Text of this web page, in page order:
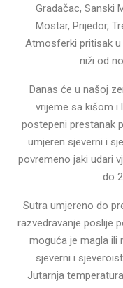
Gradačac, Sanski
Mostar, Prijedor,
Atmosferki pritisak u
niži od
Danas će u našoj
vrijeme sa kišom i
postepeni prestanak
umjeren sjeverni i
povremeno jaki udari
do
Sutra umjereno do
razvedravanje poslije
moguća je magla ili
sjeverni i
Jutarnja